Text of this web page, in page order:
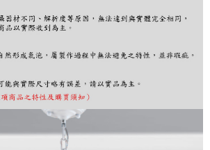
日以内ですので、ご注意ください。AFTEE アプ
会員になるとお支払い期限を最長 45 日以内
が請求した期日と、AFTEEで延長できる日数をも
で注文すると、商品を受け取るまで支払い期限
を期限内に受け取れない場合があります（例：予
れた期限内にお支払いください。